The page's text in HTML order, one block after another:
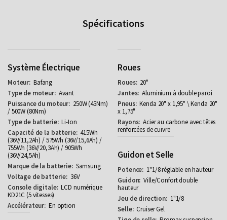
Spécifications
Système Électrique
Bafang
Avant
250W (45Nm)
/ 500W (80Nm)
Li-Ion
415Wh
(36V/11,2Ah) / 575Wh (36V/15,6Ah) /
755Wh (36V/20,3Ah) / 905Wh
(36V/24,5Ah)
Samsung
36V
LCD numérique
KD21C (5 vitesses)
En option
Roues
20"
Aluminium à double paroi
Kenda 20" x 1,95" \ Kenda 20"
x 1,75"
Acier au carbone avec têtes
renforcées de cuivre
Guidon et Selle
1"1/8 réglable en hauteur
Ville/Confort double
hauteur
1"1/8
Cruiser Gel